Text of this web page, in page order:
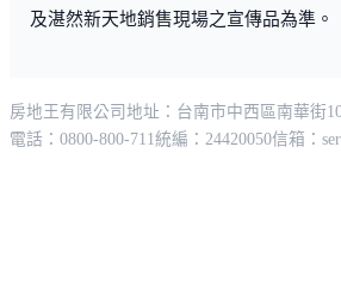
及湛然新天地銷售現場之宣傳品為準。
房地王有限公司 地址：台南市中西區南華街
電話：0800-800-711統編：24420050信箱：